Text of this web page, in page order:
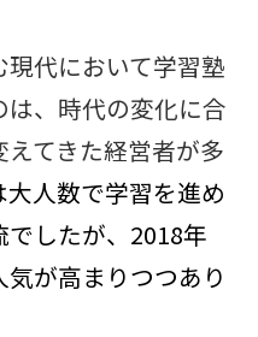
代において学習塾
、時代の変化に合
てきた経営者が多
大人数で学習を進め
したが、2018年
が高まりつつあり